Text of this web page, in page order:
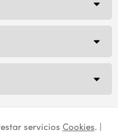
servicios Cookies. |